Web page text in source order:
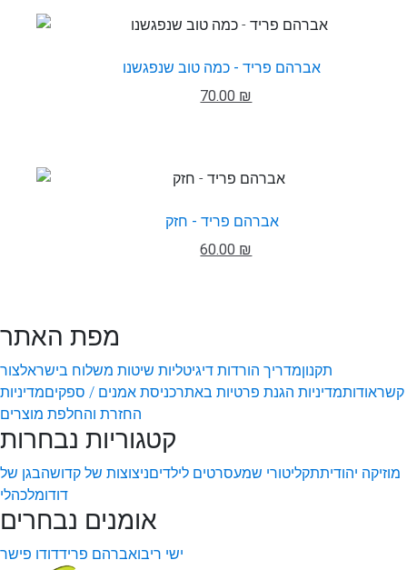
אברהם פריד - כמה טוב שנפגשנו
70.00 ₪
אברהם פריד - חזק
60.00 ₪
מפת האתר
תקנוןמדריך הורדות דיגיטליות שיטות משלוח בישראלצור
קשראודותמדיניות הגנת פרטיות באתרכניסת אמנים / ספקיםמדיניות
החזרת והחלפת מוצרים
קטגוריות נבחרות
מוזיקה יהודיתתקליטורי שמעסרטים לילדיםניצוצות של קדושהבגן של
דודומלכהלי
אומנים נבחרים
ישי ריבואברהם פרידדודו פישר